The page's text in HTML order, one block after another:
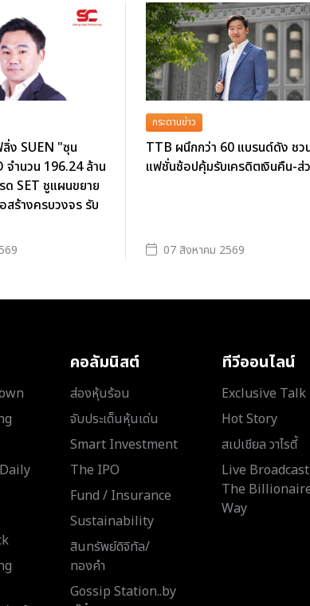
ง SUEN "ซุน
ำนวน 196.24 ล้าน
ด SET ชูแผนขยาย
ร้างครบวงจร รับ
กระดานข่าว
TTB ผนึกกว่า 60 แบรนด์ดัง ชว
แฟชั่นช้อปคุ้มรับเครดิตเงินคืน-ส่
07 สิงหาคม 2569
คอลัมนิสต์
ส่องหุ้นร้อน
จับประเด็นหุ้นเด่น
Smart Investment
The IPO
Fund / Insurance
Sustainability
สินทรัพย์ดิจิทัล/
ทองคำ
Gossip Station..by
ทีวีออนไลน์
Exclusive Talk
Hot Story
สเปเชียล วาไรตี้
Live
The
Way